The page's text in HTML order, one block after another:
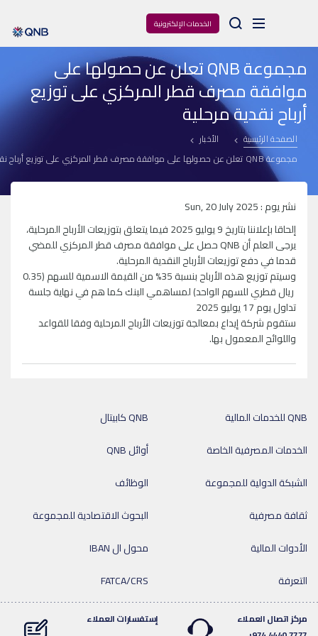
الخدمات الإلكترونية Arama
مجموعة QNB تعلن عن حصولها على
موافقة مصرف قطر المركزي على توزيع
أرباح نقدية مرحلية
الصفحة الرئيسية
الأخبار
مجموعة QNB تعلن عن حصولها على موافقة مصرف قطر المركزي على توزيع أرباح نقدية مرحلية
نشر يوم : Sun, 20 July 2025
إلحاقا بإعلاننا بتاريخ 9 يوليو 2025 فيما يتعلق بتوزيعات الأرباح المرحلية،
يرجى العلم أن QNB حصل على موافقة مصرف قطر المركزي للمضي
قدما في دفع توزيعات الأرباح النقدية المرحلية.
وسيتم توزيع هذه الأرباح بنسبة 35% من القيمة الاسمية للسهم (0.35
ريال قطري للسهم الواحد) لمساهمي البنك كما هم في نهاية جلسة
تداول يوم 17 يوليو 2025
ستقوم شركة إيداع بمعالجة توزيعات الأرباح المرحلية وفقا للقواعد
واللوائح المعمول بها.
QNB كابيتال
QNB للخدمات المالية
أوائل QNB
الخدمات المصرفية الخاصة
الوظائف
الشبكة الدولية للمجموعة
البحوث الاقتصادية للمجموعة
ثقافة مصرفية
محول ال IBAN
الأدوات المالية
FATCA/CRS
التعرفة
مركز اتصال العملاء
إستفسارات العملاء